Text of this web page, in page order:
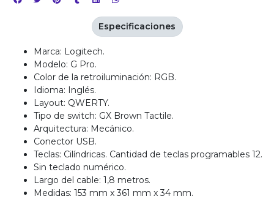
Marca: Logitech.
Modelo: G Pro.
Color de la retroiluminación: RGB.
Idioma: Inglés.
Layout: QWERTY.
Tipo de switch: GX Brown Tactile.
Arquitectura: Mecánico.
Conector USB.
Teclas: Cilíndricas. Cantidad de teclas programables 12.
Sin teclado numérico.
Largo del cable: 1,8 metros.
Medidas: 153 mm x 361 mm x 34 mm.
Especificaciones